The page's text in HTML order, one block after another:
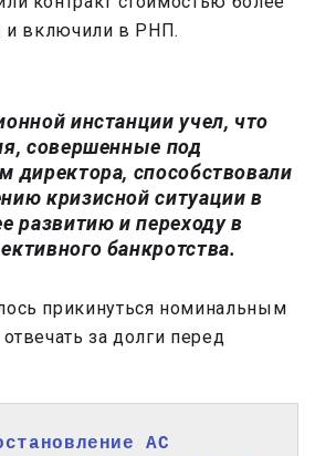
и включили в РНП.
инстанции учел, что
совершенные под
директора, способствовали
кризисной ситуации в
развитию и переходу в
банкротства.
прикинуться номинальным
за долги перед
АС